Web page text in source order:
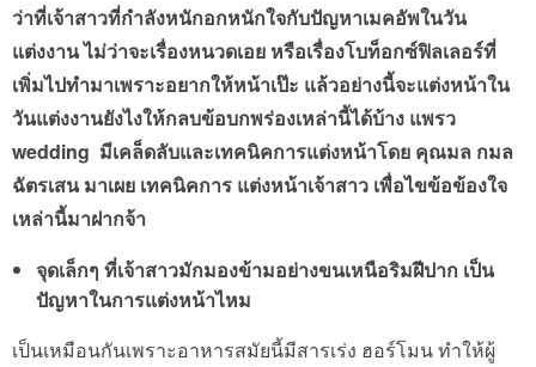
ว่าที่เจ้าสาวที่กำลังหนักอกหนักใจกับปัญหาเมคอัพในวัน
แต่งงาน ไม่ว่าจะเรื่องหนวดเอย หรือเรื่องโบท็อกซ์ฟิลเลอร์ที่
เพิ่มไปทำมาเพราะอยากให้หน้าเป๊ะ แล้วอย่างนี้จะแต่งหน้าใน
วันแต่งงานยังไงให้กลบข้อบกพร่องเหล่านี้ได้บ้าง แพรว
wedding มีเคล็ดลับและเทคนิคการแต่งหน้าโดย คุณมล กมล
ฉัตรเสน มาเผย เทคนิคการ แต่งหน้าเจ้าสาว เพื่อไขข้อข้องใจ
เหล่านี้มาฝากจ้า
จุดเล็กๆ ที่เจ้าสาวมักมองข้ามอย่างขนเหนือริมฝีปาก เป็น
ปัญหาในการแต่งหน้าไหม
เป็นเหมือนกันเพราะอาหารสมัยนี้มีสารเร่ง ฮอร์โมน ทำให้ผู้